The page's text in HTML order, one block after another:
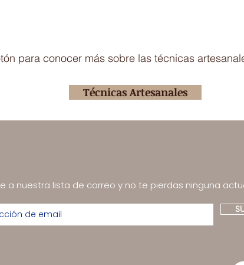
para conocer más sobre las técnicas
Técnicas Artesanales
a nuestra lista de correo y no te pierdas ninguna